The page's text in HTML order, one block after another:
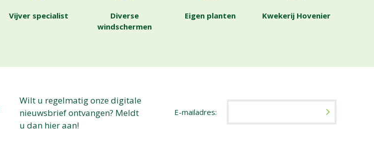
Vijver specialist
Diverse
windschermen
Eigen planten Kwekerij Hovenier
Wilt u regelmatig onze digitale
nieuwsbrief ontvangen? Meldt
u dan hier aan!
E-mailadres: